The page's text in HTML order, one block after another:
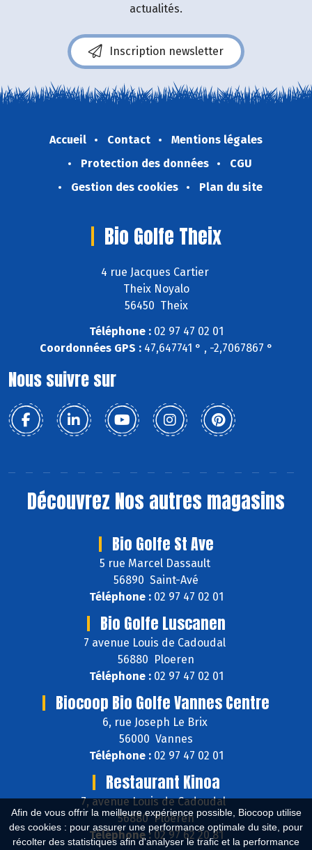
Afin de vous offrir la meilleure expérience possible, Biocoop utilise
des cookies : pour assurer une performance optimale du site, pour
récolter des statistiques afin d'analyser le trafic et la performance
actualités.
Inscription newsletter
Accueil Contact
Mentions légales
Protection des données
CGU
Gestion des cookies
Plan du site
Bio Golfe Theix
4 rue Jacques Cartier
Theix Noyalo
56450 Theix
Téléphone :02 97 47 02 01
Coordonnées GPS :47,647741 ° , -2,7067867 °
Nous suivre sur
Découvrez Nos autres magasins
Bio Golfe St Ave
5 rue Marcel Dassault
56890 Saint-Avé
Téléphone :02 97 47 02 01
Bio Golfe Luscanen
7 avenue Louis de Cadoudal
56880 Ploeren
Téléphone :02 97 47 02 01
Biocoop Bio Golfe Vannes Centre
6, rue Joseph Le Brix
56000 Vannes
Téléphone :02 97 47 02 01
Restaurant Kinoa
7, avenue Louis de Cadoudal
56880 Ploeren
Téléphone :02 97 62 20 81